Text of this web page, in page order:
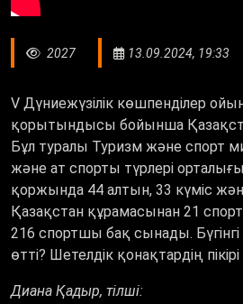
2027 13.09.2024, 19:33
V Дүниежүзілік көшпенділер
қорытындысы бойынша
Бұл туралы Туризм және спорт
және ат спорты түрлері
қоржында 44 алтын, 33 күміс
Қазақстан құрамасынан 21
216 спортшы бақ сынады.
өтті? Шетелдік қонақтардің
Диана Қадыр, тілші: